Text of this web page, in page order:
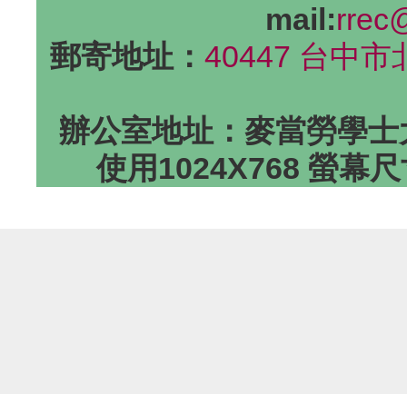
mail:
郵寄地址：40447 台中市
辦公室地址：麥當勞學
使用1024X768 螢幕